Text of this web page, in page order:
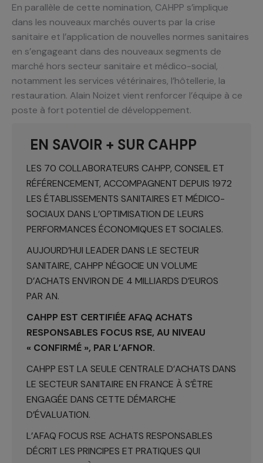
En parallèle de cette nomination, CAHPP s’implique
dans les nouveaux marchés ouverts par la crise
sanitaire et l’application de nouvelles normes sanitaires
en s’engageant dans des nouveaux segments de
marché hors secteur sanitaire et médico-social,
notamment les services vétérinaires, l’hôtellerie, la
restauration. Alain Noizet vient renforcer l’équipe à ce
poste à fort potentiel de développement.
EN SAVOIR + SUR CAHPP
LES 70 COLLABORATEURS CAHPP, CONSEIL ET
RÉFÉRENCEMENT, ACCOMPAGNENT DEPUIS 1972
LES ÉTABLISSEMENTS SANITAIRES ET MÉDICO-
SOCIAUX DANS L’OPTIMISATION DE LEURS
PERFORMANCES ÉCONOMIQUES ET SOCIALES.
AUJOURD’HUI LEADER DANS LE SECTEUR
SANITAIRE, CAHPP NÉGOCIE UN VOLUME
D’ACHATS ENVIRON DE 4 MILLIARDS D’EUROS
PAR AN.
CAHPP EST CERTIFIÉE AFAQ ACHATS
RESPONSABLES FOCUS RSE, AU NIVEAU
« CONFIRMÉ », PAR L’AFNOR.
CAHPP EST LA SEULE CENTRALE D’ACHATS DANS
LE SECTEUR SANITAIRE EN FRANCE À S’ÊTRE
ENGAGÉE DANS CETTE DÉMARCHE
D’ÉVALUATION.
L’AFAQ FOCUS RSE ACHATS RESPONSABLES
DÉCRIT LES PRINCIPES ET PRATIQUES QUI